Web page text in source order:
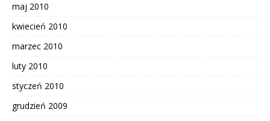
maj 2010
kwiecień 2010
marzec 2010
luty 2010
styczeń 2010
grudzień 2009